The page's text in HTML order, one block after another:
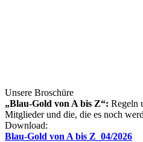
Unsere Broschüre
„Blau-Gold von A bis Z“: Regeln
Mitglieder und die, die es noch
Download:
Blau-Gold von A bis Z_04/2026